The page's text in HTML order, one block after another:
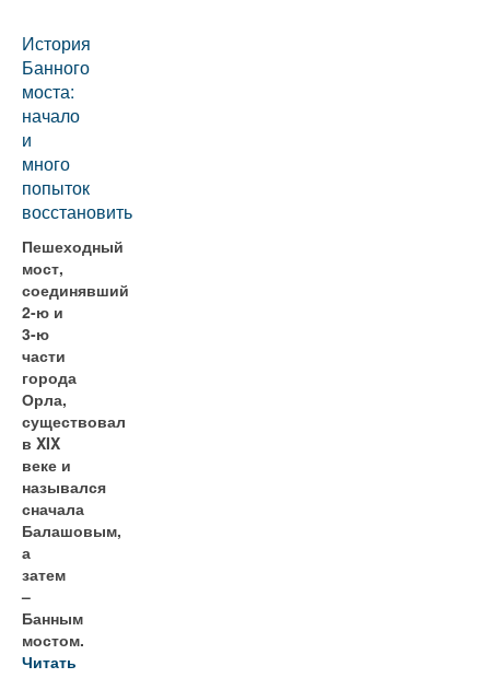
История
Банного
моста:
начало
и
много
попыток
восстановить
Пешеходный
мост,
соединявший
2-ю и
3-ю
части
города
Орла,
существовал
в XIX
веке и
назывался
сначала
Балашовым,
а
затем
–
Банным
мостом.
Читать